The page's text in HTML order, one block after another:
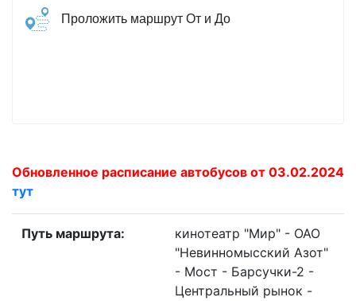
Проложить маршрут От и До
Обновленное расписание автобусов от 03.02.2024
тут
Путь маршрута:
кинотеатр "Мир" - ОАО
"Невинномысский Азот"
- Мост - Барсучки-2 -
Центральный рынок -